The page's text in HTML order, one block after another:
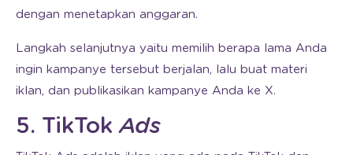
dengan menetapkan anggaran.
Langkah selanjutnya yaitu memilih berapa lama Anda
ingin kampanye tersebut berjalan, lalu buat materi
iklan, dan publikasikan kampanye Anda ke X.
5. TikTokAds